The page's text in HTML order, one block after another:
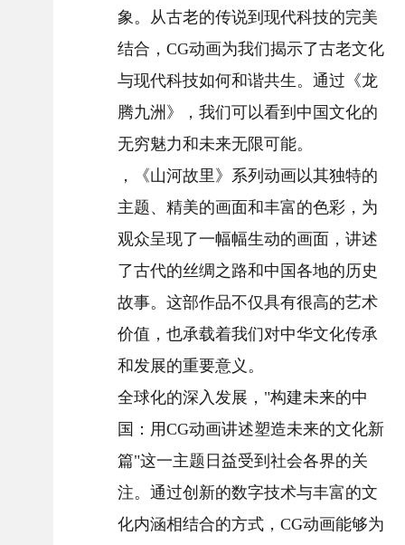
象。从古老的传说到现代科技的完美
结合，CG动画为我们揭示了古老文化
与现代科技如何和谐共生。通过《龙
腾九洲》，我们可以看到中国文化的
无穷魅力和未来无限可能。
，《山河故里》系列动画以其独特的
主题、精美的画面和丰富的色彩，为
观众呈现了一幅幅生动的画面，讲述
了古代的丝绸之路和中国各地的历史
故事。这部作品不仅具有很高的艺术
价值，也承载着我们对中华文化传承
和发展的重要意义。
全球化的深入发展，"构建未来的中
国：用CG动画讲述塑造未来的文化新
篇"这一主题日益受到社会各界的关
注。通过创新的数字技术与丰富的文
化内涵相结合的方式，CG动画能够为